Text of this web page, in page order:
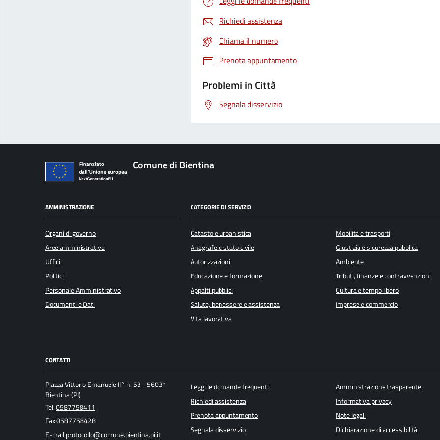
Richiedi assistenza
Chiama il numero
Prenota appuntamento
Problemi in Città
Segnala disservizio
Comune di Bientina
AMMINISTRAZIONE
Organi di governo
Aree amministrative
Uffici
Politici
Personale Amministrativo
Documenti e Dati
CATEGORIE DI SERVIZIO
Catasto e urbanistica
Anagrafe e stato civile
Autorizzazioni
Educazione e formazione
Appalti pubblici
Salute, benessere e assistenza
Vita lavorativa
Mobilità e trasporti
Giustizia e sicurezza pubblica
Ambiente
Tributi, finanze e contravvenzioni
Cultura e tempo libero
Imprese e commercio
CONTATTI
Piazza Vittorio Emanuele II° n. 53 - 56031
Bientina (PI)
Tel.0587758411
Fax0587758428
E-mailprotocollo@comune.bientina.pi.it
Leggi le domande frequenti
Richiedi assistenza
Prenota appuntamento
Segnala disservizio
Amministrazione trasparente
Informativa privacy
Note legali
Dichiarazione di accessibilità